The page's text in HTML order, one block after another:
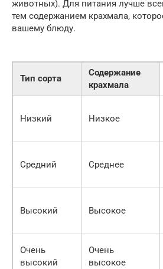
животных). Для питания лучше
тем содержанием крахмала,
вашему блюду.
Тип сорта
Содержание
крахмала
Низкий Низкое
Средний Среднее
Высокий Высокое
Очень
высокий
Очень
высокое